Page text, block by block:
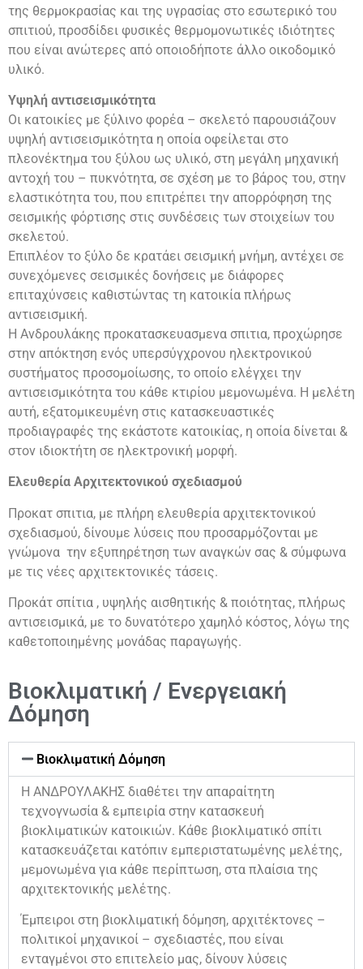
της θερμοκρασίας και της υγρασίας στο εσωτερικό του
σπιτιού, προσδίδει φυσικές θερμομονωτικές ιδιότητες
που είναι ανώτερες από οποιοδήποτε άλλο οικοδομικό
υλικό.
Υψηλή αντισεισμικότητα
Οι κατοικίες με ξύλινο φορέα – σκελετό παρουσιάζουν
υψηλή αντισεισμικότητα η οποία οφείλεται στο
πλεονέκτημα του ξύλου ως υλικό, στη μεγάλη μηχανική
αντοχή του – πυκνότητα, σε σχέση με το βάρος του, στην
ελαστικότητα του, που επιτρέπει την απορρόφηση της
σεισμικής φόρτισης στις συνδέσεις των στοιχείων του
σκελετού.
Επιπλέον το ξύλο δε κρατάει σεισμική μνήμη, αντέχει σε
συνεχόμενες σεισμικές δονήσεις με διάφορες
επιταχύνσεις καθιστώντας τη κατοικία πλήρως
αντισεισμική.
Η Ανδρουλάκης προκατασκευασμενα σπιτια, προχώρησε
στην απόκτηση ενός υπερσύγχρονου ηλεκτρονικού
συστήματος προσομοίωσης, το οποίο ελέγχει την
αντισεισμικότητα του κάθε κτιρίου μεμονωμένα. Η μελέτη
αυτή, εξατομικευμένη στις κατασκευαστικές
προδιαγραφές της εκάστοτε κατοικίας, η οποία δίνεται &
στον ιδιοκτήτη σε ηλεκτρονική μορφή.
Ελευθερία Αρχιτεκτονικού σχεδιασμού
Προκατ σπιτια, με πλήρη ελευθερία αρχιτεκτονικού
σχεδιασμού, δίνουμε λύσεις που προσαρμόζονται με
γνώμονα την εξυπηρέτηση των αναγκών σας & σύμφωνα
με τις νέες αρχιτεκτονικές τάσεις.
Προκάτ σπίτια , υψηλής αισθητικής & ποιότητας, πλήρως
αντισεισμικά, με το δυνατότερο χαμηλό κόστος, λόγω της
καθετοποιημένης μονάδας παραγωγής.
Βιοκλιματική / Ενεργειακή
Δόμηση
Βιοκλιματική Δόμηση
Η ΑΝΔΡΟΥΛΑΚΗΣ διαθέτει την απαραίτητη
τεχνογνωσία & εμπειρία στην κατασκευή
βιοκλιματικών κατοικιών. Κάθε βιοκλιματικό σπίτι
κατασκευάζεται κατόπιν εμπεριστατωμένης μελέτης,
μεμονωμένα για κάθε περίπτωση, στα πλαίσια της
αρχιτεκτονικής μελέτης.
Έμπειροι στη βιοκλιματική δόμηση, αρχιτέκτονες –
πολιτικοί μηχανικοί – σχεδιαστές, που είναι
ενταγμένοι στο επιτελείο μας, δίνουν λύσεις